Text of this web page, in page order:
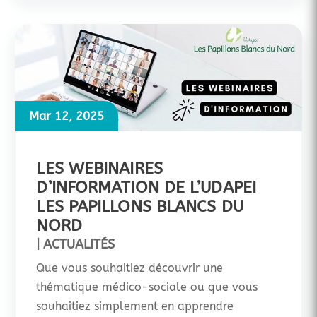
Mar 12, 2025
LES WEBINAIRES
D’INFORMATION DE L’UDAPEI
LES PAPILLONS BLANCS DU
NORD
|ACTUALITÉS
Que vous souhaitiez découvrir une
thématique médico-sociale ou que vous
souhaitiez simplement en apprendre